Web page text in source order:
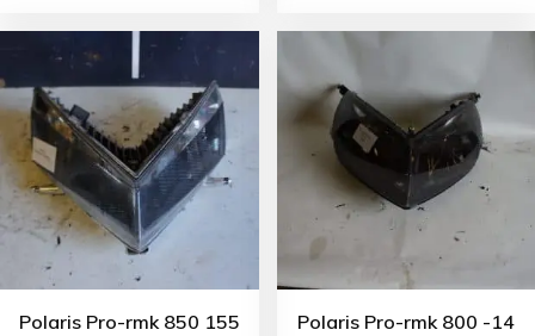
Polaris Pro-rmk 850 155
Polaris Pro-rmk 800 -14